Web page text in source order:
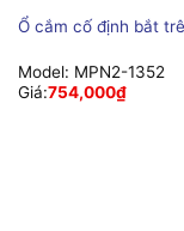
Ổ cắm cố định bắt
Model: MPN2-1352
Giá:754,000₫